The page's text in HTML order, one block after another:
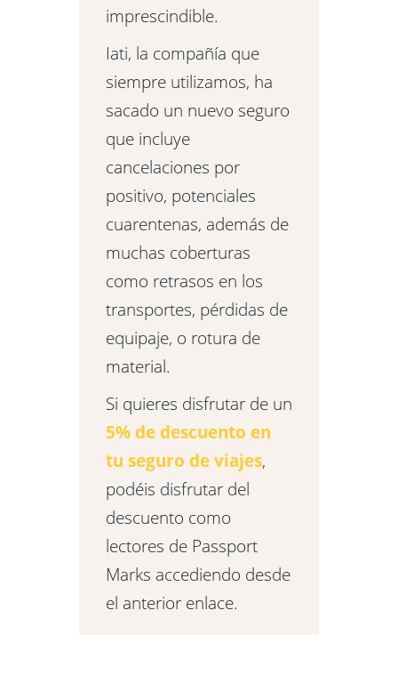
imprescindible.
Iati, la compañía que
siempre utilizamos, ha
sacado un nuevo seguro
que incluye
cancelaciones por
positivo, potenciales
cuarentenas, además de
muchas coberturas
como retrasos en los
transportes, pérdidas de
equipaje, o rotura de
material.
Si quieres disfrutar de un
5% de descuento en
tu seguro de viajes,
podéis disfrutar del
descuento como
lectores de Passport
Marks accediendo desde
el anterior enlace.